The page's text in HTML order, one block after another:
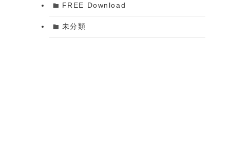
FREE Download
未分類